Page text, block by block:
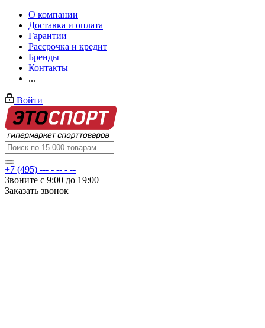
О компании
Доставка и оплата
Гарантии
Рассрочка и кредит
Бренды
Контакты
...
Войти
+7 (495) --- - -- - --
Звоните с 9:00 до 19:00
Заказать звонок